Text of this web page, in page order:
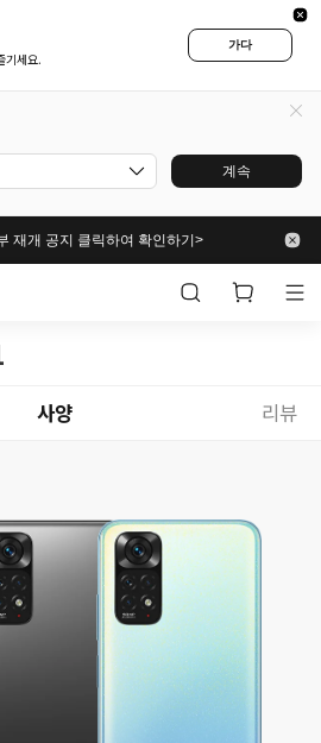
기세요.
가다
계속
재개 공지 클릭하여 확인하기>
사양 리뷰